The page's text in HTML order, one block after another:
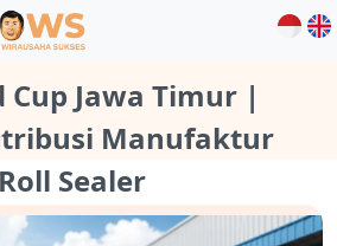
Cup Jawa Timur |
Manufaktur
Roll Sealer